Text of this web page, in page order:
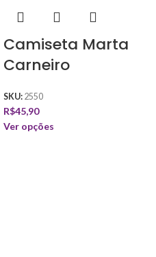
Camiseta Marta
Carneiro
SKU: 2550
R$45,90
Ver opções